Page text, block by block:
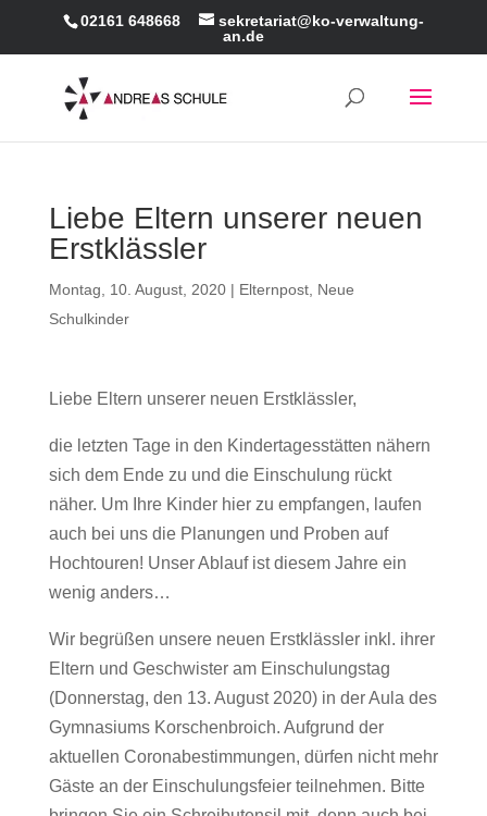
02161 648668
sekretariat@ko-verwaltung-
an.de
Liebe Eltern unserer neuen
Erstklässler
Montag, 10. August, 2020| Elternpost, Neue
Schulkinder
Liebe Eltern unserer neuen Erstklässler,
die letzten Tage in den Kindertagesstätten nähern
sich dem Ende zu und die Einschulung rückt
näher. Um Ihre Kinder hier zu empfangen, laufen
auch bei uns die Planungen und Proben auf
Hochtouren! Unser Ablauf ist diesem Jahre ein
wenig anders…
Wir begrüßen unsere neuen Erstklässler inkl. ihrer
Eltern und Geschwister am Einschulungstag
(Donnerstag, den 13. August 2020) in der Aula des
Gymnasiums Korschenbroich. Aufgrund der
aktuellen Coronabestimmungen, dürfen nicht mehr
Gäste an der Einschulungsfeier teilnehmen. Bitte